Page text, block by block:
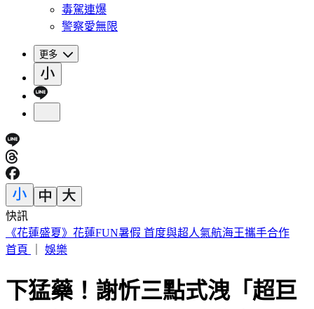
毒駕連爆
警察愛無限
更多
快訊
川湖處置首日仍飆12,220元天價 目標價曝光
首頁
娛樂
下猛藥！謝忻三點式洩「超巨